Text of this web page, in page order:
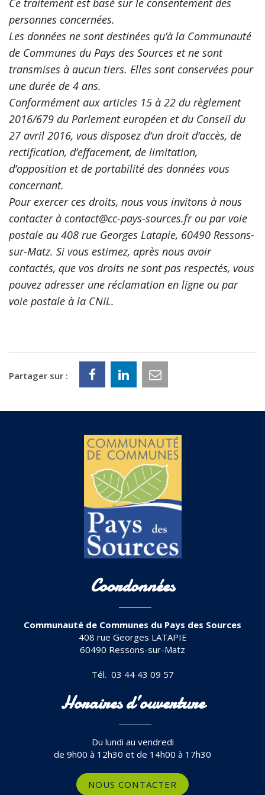
Ce traitement est basé sur le consentement des
personnes concernées.
Les données ne sont destinées qu’à la Communauté
de Communes du Pays des Sources et ne sont
transmises à aucun tiers. Elles sont conservées pour
une durée de 4 ans.
Conformément aux articles 15 à 22 du règlement
2016/679 du Parlement européen et du Conseil du
27 avril 2016, vous disposez d’un droit d’accès, de
rectification, d’effacement, de limitation,
d’opposition et de portabilité des données vous
concernant.
Pour exercer ces droits, nous vous invitons à nous
contacter à contact@cc-pays-sources.fr ou par voie
postale au 408 rue Georges Latapie, 60490 Ressons-
sur-Matz. Si vous estimez, après nous avoir
contactés, que vos droits ne sont pas respectés, vous
pouvez adresser une réclamation en ligne ou par
voie postale à la CNIL.
Partager sur :
Coordonnées
Communauté de Communes du Pays des Sources
408 rue Georges LATAPIE
60490 Ressons-sur-Matz
Tél. 03 44 43 09 57
Horaires d’ouverture
Du lundi au vendredi
de 9h00 à 12h30 et de 14h00 à 17h30
NOUS CONTACTER